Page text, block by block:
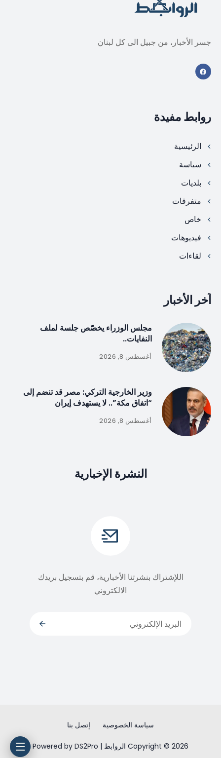
جسر الأخبار، من جبيل الى كل لبنان
روابط مفيدة
الرئيسية
سياسة
بلديات
متفرقات
خاص
فيديوهات
لقاءات
آخر الأخبار
مجلس الوزراء يخصّص جلسة لملف
النفايات..
أغسطس 8, 2026
وزير الخارجية التركي: مصر قد تنضم إلى
“اتفاق مكة”.. لا يستهدف إيران
أغسطس 8, 2026
النشرة الإخبارية
اللإشتراك بنشرتنا الأخبارية، قم بتسجيل بريدك
الالكتروني
سياسة الخصوصية إتصل بنا
Copyright © 2026 الروابط | Powered by DS2Pro